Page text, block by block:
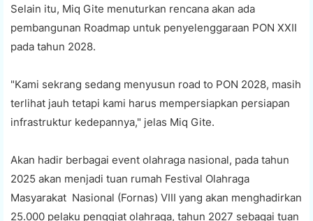
Selain itu, Miq Gite menuturkan rencana akan ada
pembangunan Roadmap untuk penyelenggaraan PON XXII
pada tahun 2028.
"Kami sekrang sedang menyusun road to PON 2028, masih
terlihat jauh tetapi kami harus mempersiapkan persiapan
infrastruktur kedepannya," jelas Miq Gite.
Akan hadir berbagai event olahraga nasional, pada tahun
2025 akan menjadi tuan rumah Festival Olahraga
Masyarakat Nasional (Fornas) VIII yang akan menghadirkan
25.000 pelaku penggiat olahraga, tahun 2027 sebagai tuan